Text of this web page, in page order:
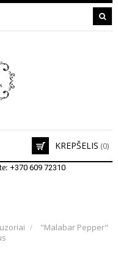
KREPŠELIS (0)
+370 609 72310
"Malabar Pepper"